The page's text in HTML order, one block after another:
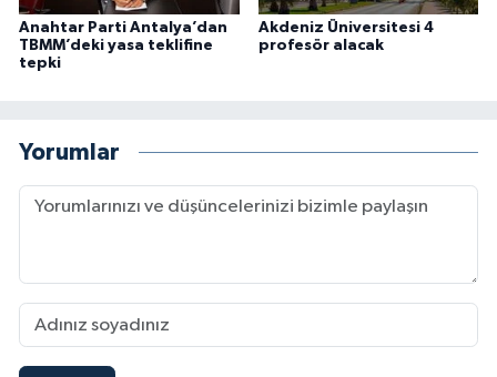
Anahtar Parti Antalya’dan
TBMM’deki yasa teklifine
tepki
Akdeniz Üniversitesi 4
profesör alacak
Yorumlar